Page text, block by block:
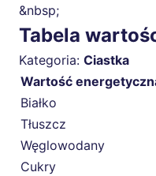
&nbsp;
Tabela
Kategoria: Ciastka
Wartość
Białko
Tłuszcz
Węglowodany
Cukry